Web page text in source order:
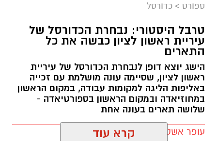
אור קורנליוס חתם במכבי ראשון לציון
מכבי ראשון לציון ממשיכה לבנות את הסגל לעונת
2026/27 והודיעה היום (חמישי) על החתמתו של אור
קורנליוס.
קורנליוס (29, 1.99 מ') גדל במחלקת הנוער של
המועדון וחוזר ללבוש את המדים הכתומים לאחר
ספורט > כדורסל
טרבל היסטורי: נבחרת הכדורסל של
עיריית ראשון לציון כבשה את כל
התארים
הישג יוצא דופן לנבחרת הכדורסל של עיריית
ראשון לציון, שסיימה עונה מושלמת עם זכייה
באליפות הליגה למקומות עבודה, במקום הראשון
במחוזיאדה ובמקום הראשון בספורטיאדה -
שלושה תארים בעונה אחת
עופר אשטוקר / 17:56 30.06.26 קרא עוד